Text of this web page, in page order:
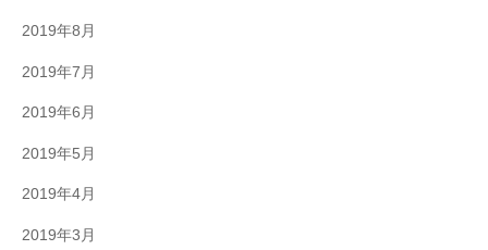
2019年8月
2019年7月
2019年6月
2019年5月
2019年4月
2019年3月